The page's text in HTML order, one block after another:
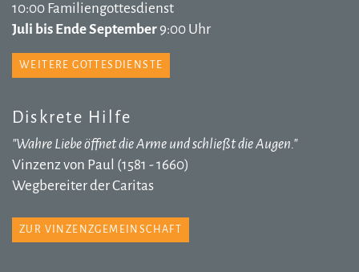
10:00 Familiengottesdienst
Juli bis Ende September 9:00 Uhr
WEITERE GOTTESDIENSTE
Diskrete Hilfe
"Wahre Liebe öffnet die Arme und schließt die Augen."
Vinzenz von Paul (1581 - 1660)
Wegbereiter der Caritas
ZUR VINZENZGEMEINSCHAFT